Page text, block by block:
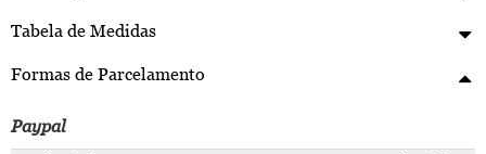
Tabela de Medidas
Formas de Parcelamento
Paypal